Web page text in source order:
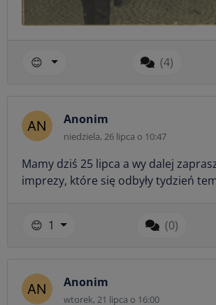
😊 (4)
Anonim
niedziela, 26 lipca o 10:47
Mamy dziś 25 lipca a wy dalej
imprezy, które się odbyły tydzień
😊 1 (0)
Anonim
wtorek, 21 lipca o 16:00